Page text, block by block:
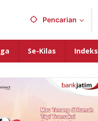
Pencarian
Se-Kilas Indeks